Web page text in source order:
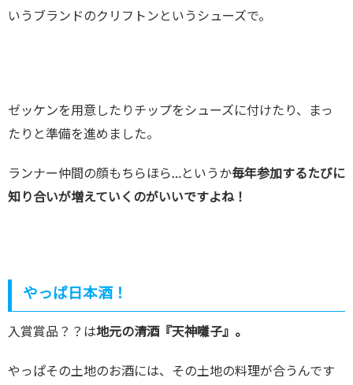
いうブランドのクリフトンというシューズで。
ゼッケンを用意したりチップをシューズに付けたり、まっ
たりと準備を進めました。
ランナー仲間の顔もちらほら…というか毎年参加するたびに
知り合いが増えていくのがいいですよね！
やっぱ日本酒！
入賞賞品？？は地元の清酒『天神囃子』。
やっぱその土地のお酒には、その土地の料理が合うんです